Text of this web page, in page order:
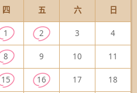
四 五 六 日
1 2 3 4
8 9 10 11
15 16 17 18